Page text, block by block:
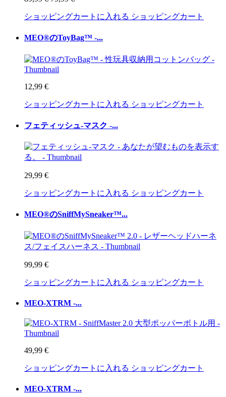
ショッピングカートに入れる ショッピングカート
MEO®のToyBag™ -...
12,99 €
ショッピングカートに入れる ショッピングカート
フェティッシュ-マスク -...
29,99 €
ショッピングカートに入れる ショッピングカート
MEO®のSniffMySneaker™...
99,99 €
ショッピングカートに入れる ショッピングカート
MEO-XTRM -...
49,99 €
ショッピングカートに入れる ショッピングカート
MEO-XTRM -...